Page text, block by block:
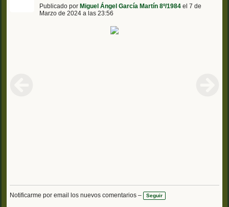
Publicado por Miguel Ángel García Martín 8º/1984 el 7 de
Marzo de 2024 a las 23:56
Notificarme por email los nuevos comentarios – Seguir